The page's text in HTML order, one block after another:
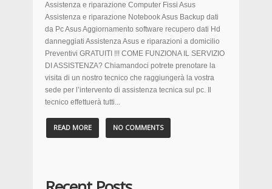
Assistenza e riparazione Computer Fissi Asus
Assistenza e riparazione Notebook Asus Backup dati
da Pc Asus Aggiornamento software recupero dati Hd
danneggiati Assistenza Asus e riparazioni a domicilio
Preventivi GRATUITI !!! COME FUNZIONA IL SERVIZIO
DI ASSISTENZA? Chiamandoci potrete prenotare la
visita di un nostro tecnico che raggiungerà la vostra
sede per l’intervento di assistenza tecnica sul pc. Il
tecnico effettuerà tutti...
READ MORE NO COMMENTS